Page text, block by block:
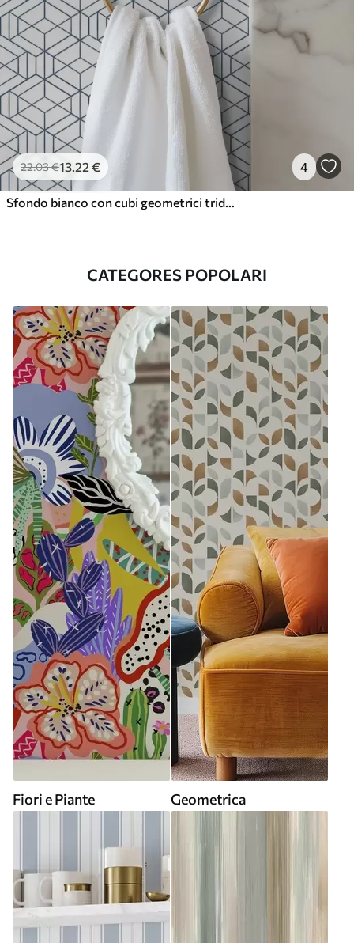
22.03€13.22 € 4
Sfondo bianco con cubi geometrici tridimensionali blu
CATEGORES POPOLARI
Fiori e Piante Geometrica